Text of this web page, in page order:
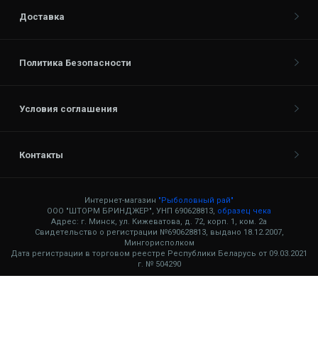
Доставка
Политика Безопасности
Условия соглашения
Контакты
Интернет-магазин "Рыболовный рай"
ООО "ШТОРМ БРИНДЖЕР", УНП 690628813, образец чека
Адрес: г. Минск, ул. Кижеватова, д. 72, корп. 1, ком. 2а
Свидетельство о регистрации №690628813, выдано 18.12.2007,
Мингорисполком
Дата регистрации в торговом реестре Республики Беларусь от 09.03.2021
г. № 504290